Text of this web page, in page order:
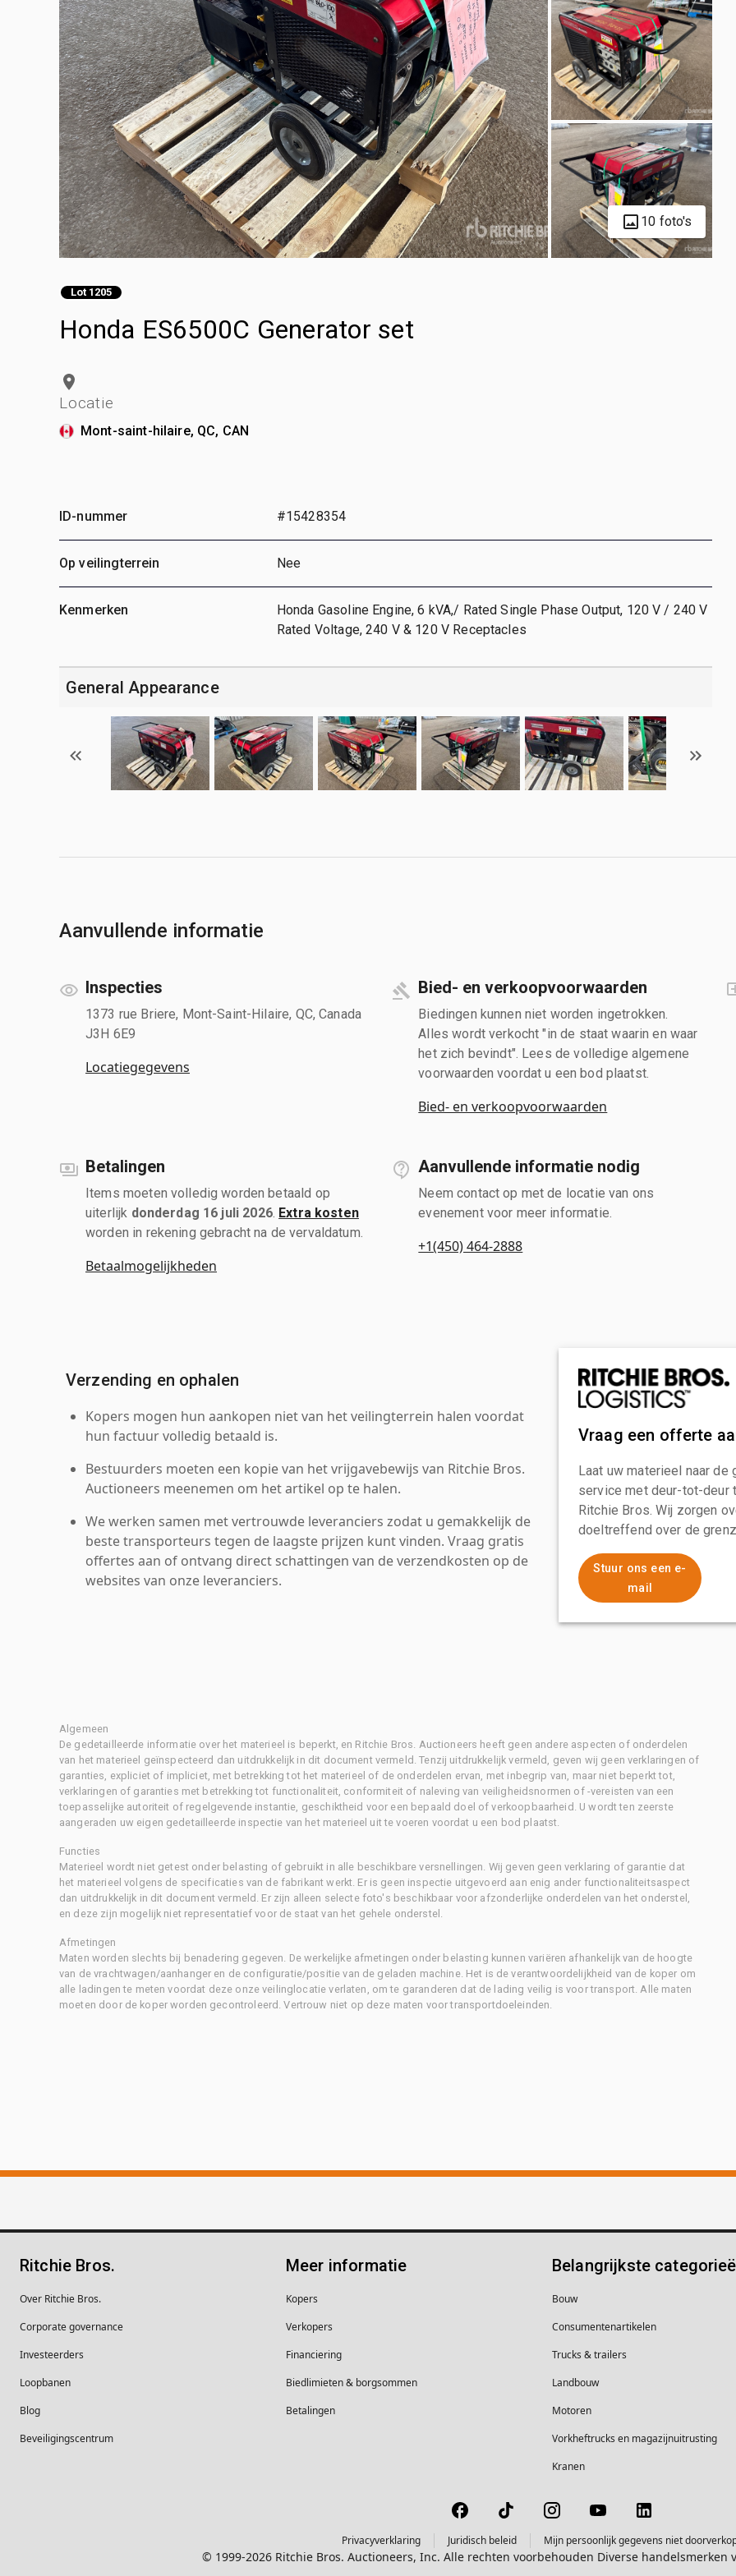
10 foto's
Lot 1205
Honda ES6500C Generator set
Locatie
Mont-saint-hilaire, QC, CAN
ID-nummer #15428354
Op veilingterrein Nee
Kenmerken
Honda Gasoline Engine, 6 kVA,/ Rated Single Phase Output, 120 V / 240 V
Rated Voltage, 240 V & 120 V Receptacles
General Appearance
Aanvullende informatie
Inspecties
1373 rue Briere, Mont-Saint-Hilaire, QC, Canada
J3H 6E9
Locatiegegevens
Bied- en verkoopvoorwaarden
Biedingen kunnen niet worden ingetrokken.
Alles wordt verkocht "in de staat waarin en waar
het zich bevindt". Lees de volledige algemene
voorwaarden voordat u een bod plaatst.
Bied- en verkoopvoorwaarden
Betalingen
Items moeten volledig worden betaald op
uiterlijk donderdag 16 juli 2026. Extra kosten
worden in rekening gebracht na de vervaldatum.
Betaalmogelijkheden
Aanvullende informatie nodig
Neem contact op met de locatie van ons
evenement voor meer informatie.
+1(450) 464-2888
Verzending en ophalen
Kopers mogen hun aankopen niet van het veilingterrein halen voordat
hun factuur volledig betaald is.
Bestuurders moeten een kopie van het vrijgavebewijs van Ritchie Bros.
Auctioneers meenemen om het artikel op te halen.
We werken samen met vertrouwde leveranciers zodat u gemakkelijk de
beste transporteurs tegen de laagste prijzen kunt vinden. Vraag gratis
offertes aan of ontvang direct schattingen van de verzendkosten op de
websites van onze leveranciers.
Vraag een offerte
Laat uw materieel naar
service met deur-tot-deur
Ritchie Bros. Wij zorgen
doeltreffend over de
Stuur ons een e-
mail
Algemeen
De gedetailleerde informatie over het materieel is beperkt, en Ritchie Bros. Auctioneers heeft geen andere aspecten of onderdelen
van het materieel geïnspecteerd dan uitdrukkelijk in dit document vermeld. Tenzij uitdrukkelijk vermeld, geven wij geen verklaringen of
garanties, expliciet of impliciet, met betrekking tot het materieel of de onderdelen ervan, met inbegrip van, maar niet beperkt tot,
verklaringen of garanties met betrekking tot functionaliteit, conformiteit of naleving van veiligheidsnormen of -vereisten van een
toepasselijke autoriteit of regelgevende instantie, geschiktheid voor een bepaald doel of verkoopbaarheid. U wordt ten zeerste
aangeraden uw eigen gedetailleerde inspectie van het materieel uit te voeren voordat u een bod plaatst.
Functies
Materieel wordt niet getest onder belasting of gebruikt in alle beschikbare versnellingen. Wij geven geen verklaring of garantie dat
het materieel volgens de specificaties van de fabrikant werkt. Er is geen inspectie uitgevoerd aan enig ander functionaliteitsaspect
dan uitdrukkelijk in dit document vermeld. Er zijn alleen selecte foto's beschikbaar voor afzonderlijke onderdelen van het onderstel,
en deze zijn mogelijk niet representatief voor de staat van het gehele onderstel.
Afmetingen
Maten worden slechts bij benadering gegeven. De werkelijke afmetingen onder belasting kunnen variëren afhankelijk van de hoogte
van de vrachtwagen/aanhanger en de configuratie/positie van de geladen machine. Het is de verantwoordelijkheid van de koper om
alle ladingen te meten voordat deze onze veilinglocatie verlaten, om te garanderen dat de lading veilig is voor transport. Alle maten
moeten door de koper worden gecontroleerd. Vertrouw niet op deze maten voor transportdoeleinden.
Ritchie Bros.
Over Ritchie Bros.
Corporate governance
Investeerders
Loopbanen
Blog
Beveiligingscentrum
Meer informatie
Kopers
Verkopers
Financiering
Biedlimieten & borgsommen
Betalingen
Belangrijkste
Bouw
Consumentenartikelen
Trucks & trailers
Landbouw
Motoren
Vorkheftrucks en magazijnuitrusting
Kranen
Privacyverklaring Juridisch beleid Mijn persoonlijk gegevens niet
© 1999-2026 Ritchie Bros. Auctioneers, Inc. Alle rechten voorbehouden Diverse handelsmerken